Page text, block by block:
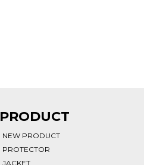
PRODUCT
NEW PRODUCT
PROTECTOR
JACKET